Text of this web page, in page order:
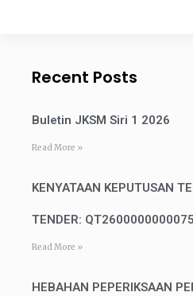
Recent Posts
Buletin JKSM Siri 1 2026
Read More »
KENYATAAN KEPUTUSAN
TENDER:
Read More »
HEBAHAN PEPERIKSAAN